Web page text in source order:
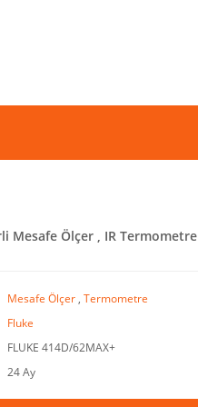
Mesafe Ölçer , IR Termometre
Mesafe Ölçer , Termometre
Fluke
FLUKE 414D/62MAX+
24 Ay